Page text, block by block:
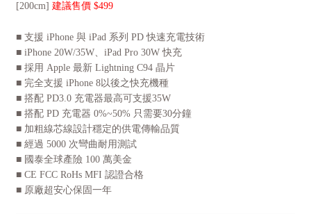
[200cm] 建議售價 $499
■ 支援 iPhone 與 iPad 系列 PD 快速充電技術
■ iPhone 20W/35W、iPad Pro 30W 快充
■ 採用 Apple 最新 Lightning C94 晶片
■ 完全支援 iPhone 8以後之快充機種
■ 搭配 PD3.0 充電器最高可支援35W
■ 搭配 PD 充電器 0%~50% 只需要30分鐘
■ 加粗線芯線設計穩定的供電傳輸品質
■ 經過 5000 次彎曲耐用測試
■ 國泰全球產險 100 萬美金
■ CE FCC RoHs MFI 認證合格
■ 原廠超安心保固一年